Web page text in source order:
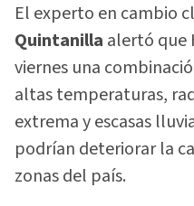
El experto en cambio
Quintanilla alertó que
viernes una
altas temperaturas,
extrema y escasas
podrían deteriorar la
zonas del país.